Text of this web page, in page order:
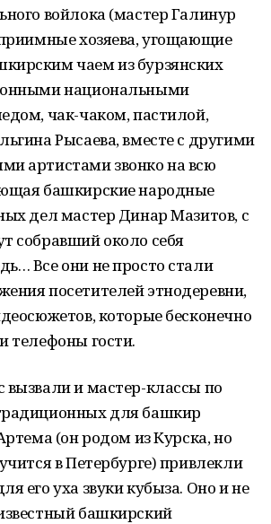
войлока (мастер Галинур
хозяева, угощающие
чаем из бурзянских
национальными
чак-чаком, пастилой,
Рысаева, вместе с другими
артистами звонко на всю
башкирские народные
дел мастер Динар Мазитов, с
собравший около себя
Все они не просто стали
посетителей этнодеревни,
которые бесконечно
телефоны гости.
вызвали и мастер-классы по
для башкир
(он родом из Курска, но
в Петербурге) привлекли
его уха звуки кубыза. Оно и не
башкирский